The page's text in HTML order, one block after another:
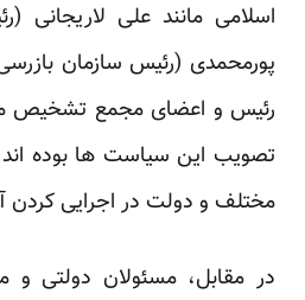
اسلامی مانند علی
پورمحمدی (رئیس سازمان
رئیس و اعضای مجمع تشخیص
تصویب این سیاست ها بوده
مختلف و دولت در اجرایی کردن
در مقابل، مسئولان دولتی و